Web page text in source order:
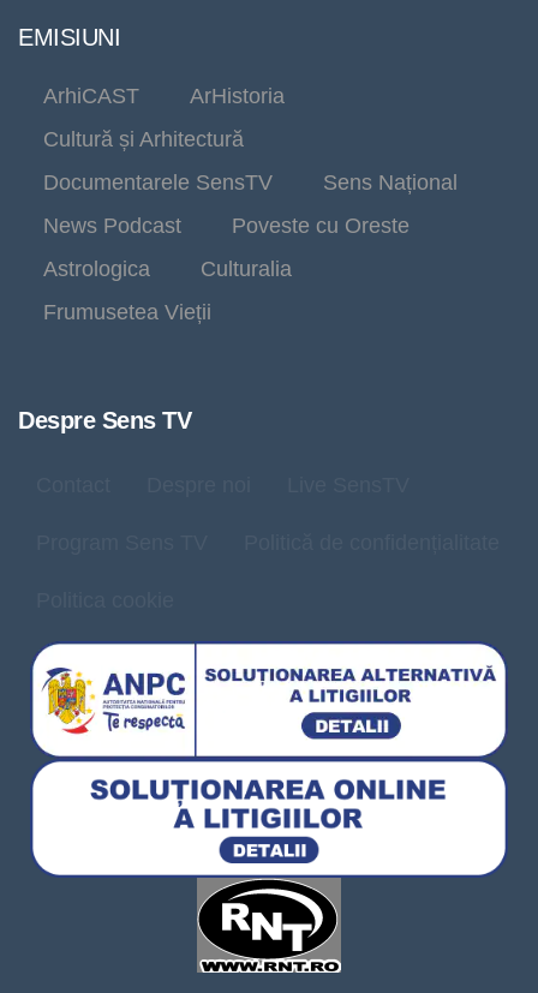
EMISIUNI
ArhiCAST
ArHistoria
Cultură și Arhitectură
Documentarele SensTV
Sens Național
News Podcast
Poveste cu Oreste
Astrologica
Culturalia
Frumusetea Vieții
Despre Sens TV